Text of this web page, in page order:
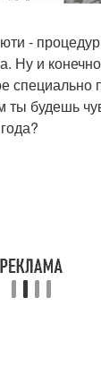
-
Ну и
специально
ты будешь